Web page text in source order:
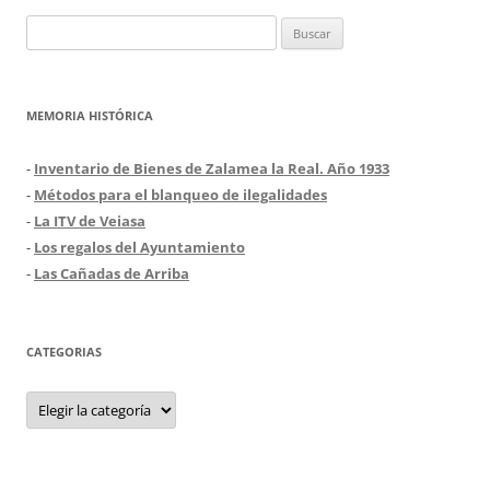
MEMORIA HISTÓRICA
- Inventario de Bienes de Zalamea la Real. Año 1933
- Métodos para el blanqueo de ilegalidades
- La ITV de Veiasa
- Los regalos del Ayuntamiento
- Las Cañadas de Arriba
CATEGORIAS
Categorias